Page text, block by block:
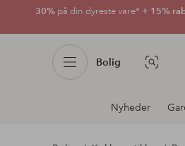
30% på din dyreste vare* + 15%
Bolig
Nyheder